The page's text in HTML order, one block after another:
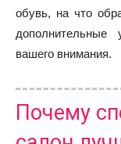
обувь, на что
дополнительные
вашего внимания.
Почему